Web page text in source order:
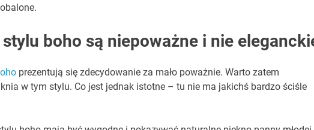
boho są niepoważne i nie
prezentują się zdecydowanie za mało poważnie. Warto zatem
w tym stylu. Co jest jednak istotne – tu nie ma jakichś bardzo ściśle